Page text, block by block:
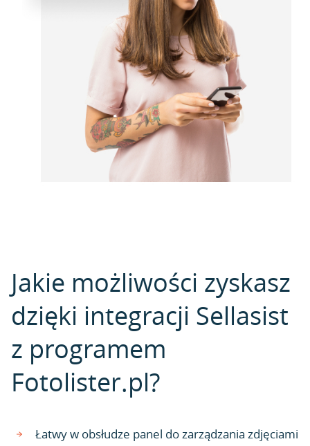
Jakie możliwości zyskasz
dzięki integracji Sellasist
z programem
Fotolister.pl?
Łatwy w obsłudze panel do zarządzania zdjęciami